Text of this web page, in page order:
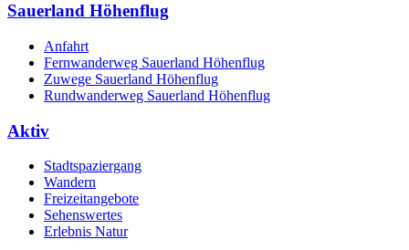
Sauerland Höhenflug
Anfahrt
Fernwanderweg Sauerland Höhenflug
Zuwege Sauerland Höhenflug
Rundwanderweg Sauerland Höhenflug
Aktiv
Stadtspaziergang
Wandern
Freizeitangebote
Sehenswertes
Erlebnis Natur